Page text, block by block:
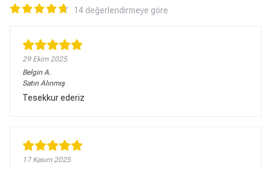
14 değerlendirmeye göre
29 Ekim 2025
Belgin A.
Satın Alınmış
Tesekkur ederiz
17 Kasım 2025